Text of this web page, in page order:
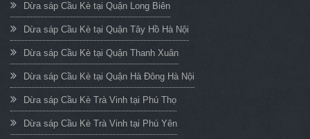
Dừa sáp Cầu Kè tại Quận Long Biên
Dừa sáp Cầu Kè tại Quận Tây Hồ Hà Nội
Dừa sáp Cầu Kè tại Quận Thanh Xuân
Dừa sáp Cầu Kè tại Quận Hà Đông Hà Nội
Dừa sáp Cầu Kè Trà Vinh tại Phú Thọ
Dừa sáp Cầu Kè Trà Vinh tại Phú Yên